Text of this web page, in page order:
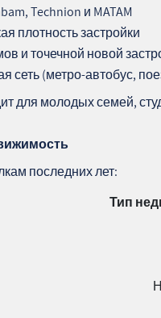
Technion и MATAM
плотность застройки
и точечной новой
сеть (метро‑автобус,
для молодых семей,
последних лет:
Тип